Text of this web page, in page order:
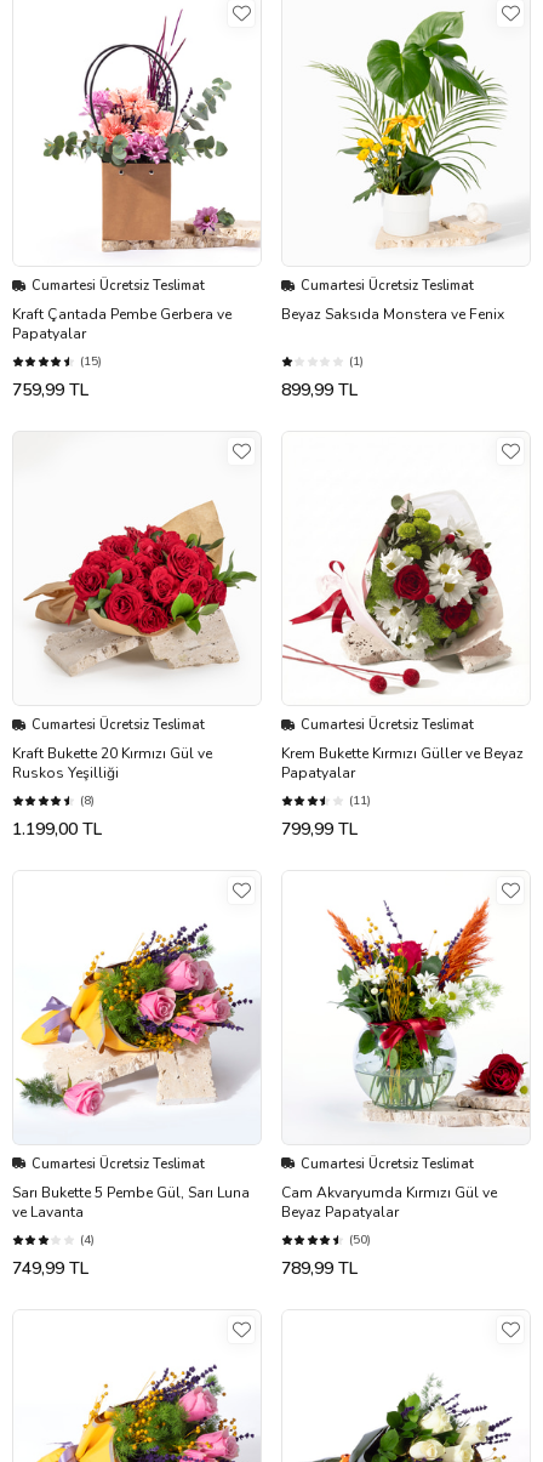
Cumartesi Ücretsiz Teslimat
Kraft Çantada Pembe Gerbera ve
Papatyalar
(15)
759,99 TL
Cumartesi Ücretsiz Teslimat
Beyaz Saksıda Monstera ve Fenix
(1)
899,99 TL
Cumartesi Ücretsiz Teslimat
Kraft Bukette 20 Kırmızı Gül ve
Ruskos Yeşilliği
(8)
1.199,00 TL
Cumartesi Ücretsiz Teslimat
Krem Bukette Kırmızı Güller ve Beyaz
Papatyalar
(11)
799,99 TL
Cumartesi Ücretsiz Teslimat
Sarı Bukette 5 Pembe Gül, Sarı Luna
ve Lavanta
(4)
749,99 TL
Cumartesi Ücretsiz Teslimat
Cam Akvaryumda Kırmızı Gül ve
Beyaz Papatyalar
(50)
789,99 TL